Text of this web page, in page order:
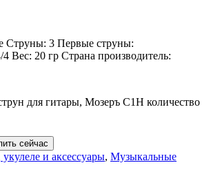
Струны: 3 Первые струны:
Вес: 20 гр Страна производитель:
для гитары, Мозеръ С1H количество
сейчас
и аксессуары, Музыкальные